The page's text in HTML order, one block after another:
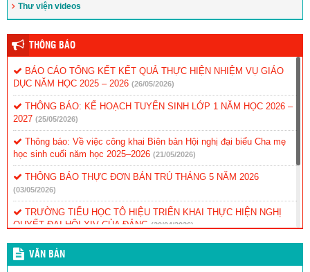
Thư viện videos
THÔNG BÁO
BÁO CÁO TỔNG KẾT KẾT QUẢ THỰC HIỆN NHIỆM VỤ GIÁO
DỤC NĂM HỌC 2025 – 2026 (26/05/2026)
THÔNG BÁO: KẾ HOẠCH TUYỂN SINH LỚP 1 NĂM HỌC 2026 –
2027 (25/05/2026)
Thông báo: Về việc công khai Biên bản Hội nghị đại biểu Cha mẹ
học sinh cuối năm học 2025–2026 (21/05/2026)
THÔNG BÁO THỰC ĐƠN BÁN TRÚ THÁNG 5 NĂM 2026
(03/05/2026)
TRƯỜNG TIỂU HỌC TÔ HIỆU TRIỂN KHAI THỰC HIỆN NGHỊ
QUYẾT ĐẠI HỘI XIV CỦA ĐẢNG (20/04/2026)
TRƯỜNG TIỂU HỌC TÔ HIỆU TỎA SÁNG TẠI CUỘC THI TRẠNG
NGUYÊN TIẾNG VIỆT
VĂN BẢN